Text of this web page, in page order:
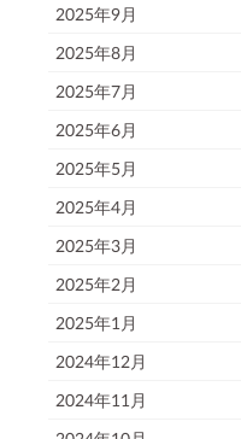
2025年9月
2025年8月
2025年7月
2025年6月
2025年5月
2025年4月
2025年3月
2025年2月
2025年1月
2024年12月
2024年11月